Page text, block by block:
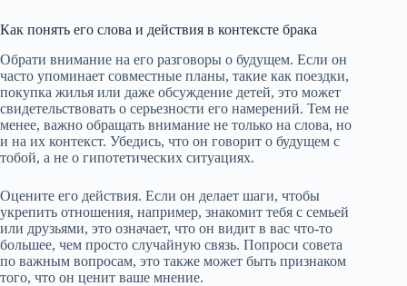
Как понять его слова и действия в контексте брака
Обрати внимание на его разговоры о будущем. Если он
часто упоминает совместные планы, такие как поездки,
покупка жилья или даже обсуждение детей, это может
свидетельствовать о серьезности его намерений. Тем не
менее, важно обращать внимание не только на слова, но
и на их контекст. Убедись, что он говорит о будущем с
тобой, а не о гипотетических ситуациях.
Оцените его действия. Если он делает шаги, чтобы
укрепить отношения, например, знакомит тебя с семьей
или друзьями, это означает, что он видит в вас что-то
большее, чем просто случайную связь. Попроси совета
по важным вопросам, это также может быть признаком
того, что он ценит ваше мнение.